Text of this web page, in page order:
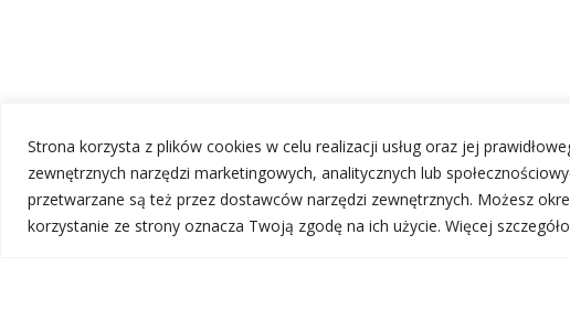
Strona korzysta z plików cookies w celu realizacji usług oraz jej
zewnętrznych narzędzi marketingowych, analitycznych lub
przetwarzane są też przez dostawców narzędzi zewnętrznych. Możesz
korzystanie ze strony oznacza Twoją zgodę na ich użycie. Więcej